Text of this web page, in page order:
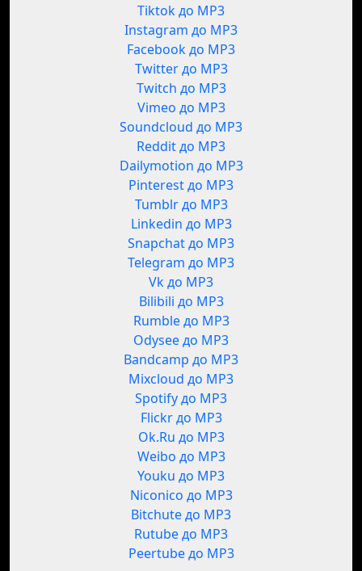
Tiktok до MP3
Instagram до MP3
Facebook до MP3
Twitter до MP3
Twitch до MP3
Vimeo до MP3
Soundcloud до MP3
Reddit до MP3
Dailymotion до MP3
Pinterest до MP3
Tumblr до MP3
Linkedin до MP3
Snapchat до MP3
Telegram до MP3
Vk до MP3
Bilibili до MP3
Rumble до MP3
Odysee до MP3
Bandcamp до MP3
Mixcloud до MP3
Spotify до MP3
Flickr до MP3
Ok.Ru до MP3
Weibo до MP3
Youku до MP3
Niconico до MP3
Bitchute до MP3
Rutube до MP3
Peertube до MP3